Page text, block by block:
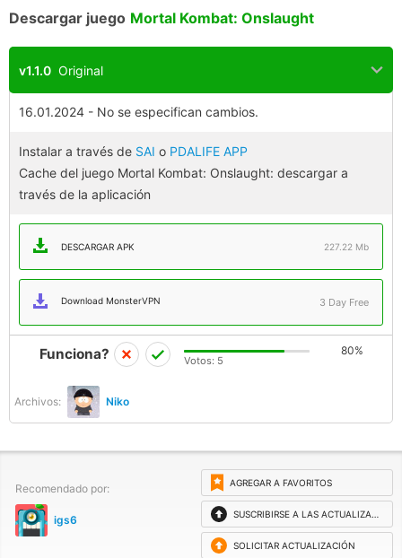
Descargar juego Mortal Kombat: Onslaught
v1.1.0 Original
16.01.2024 - No se especifican cambios.
Instalar a través de SAI o PDALIFE APP
Cache del juego Mortal Kombat: Onslaught: descargar a
través de la aplicación
DESCARGAR APK 227.22 Mb
Download MonsterVPN 3 Day Free
Archivos: Niko
Funciona? 80%
Votos: 5
Recomendado por:
igs6
AGREGAR A FAVORITOS
SUSCRIBIRSE A LAS ACTUALIZACIONES
SOLICITAR ACTUALIZACIÓN